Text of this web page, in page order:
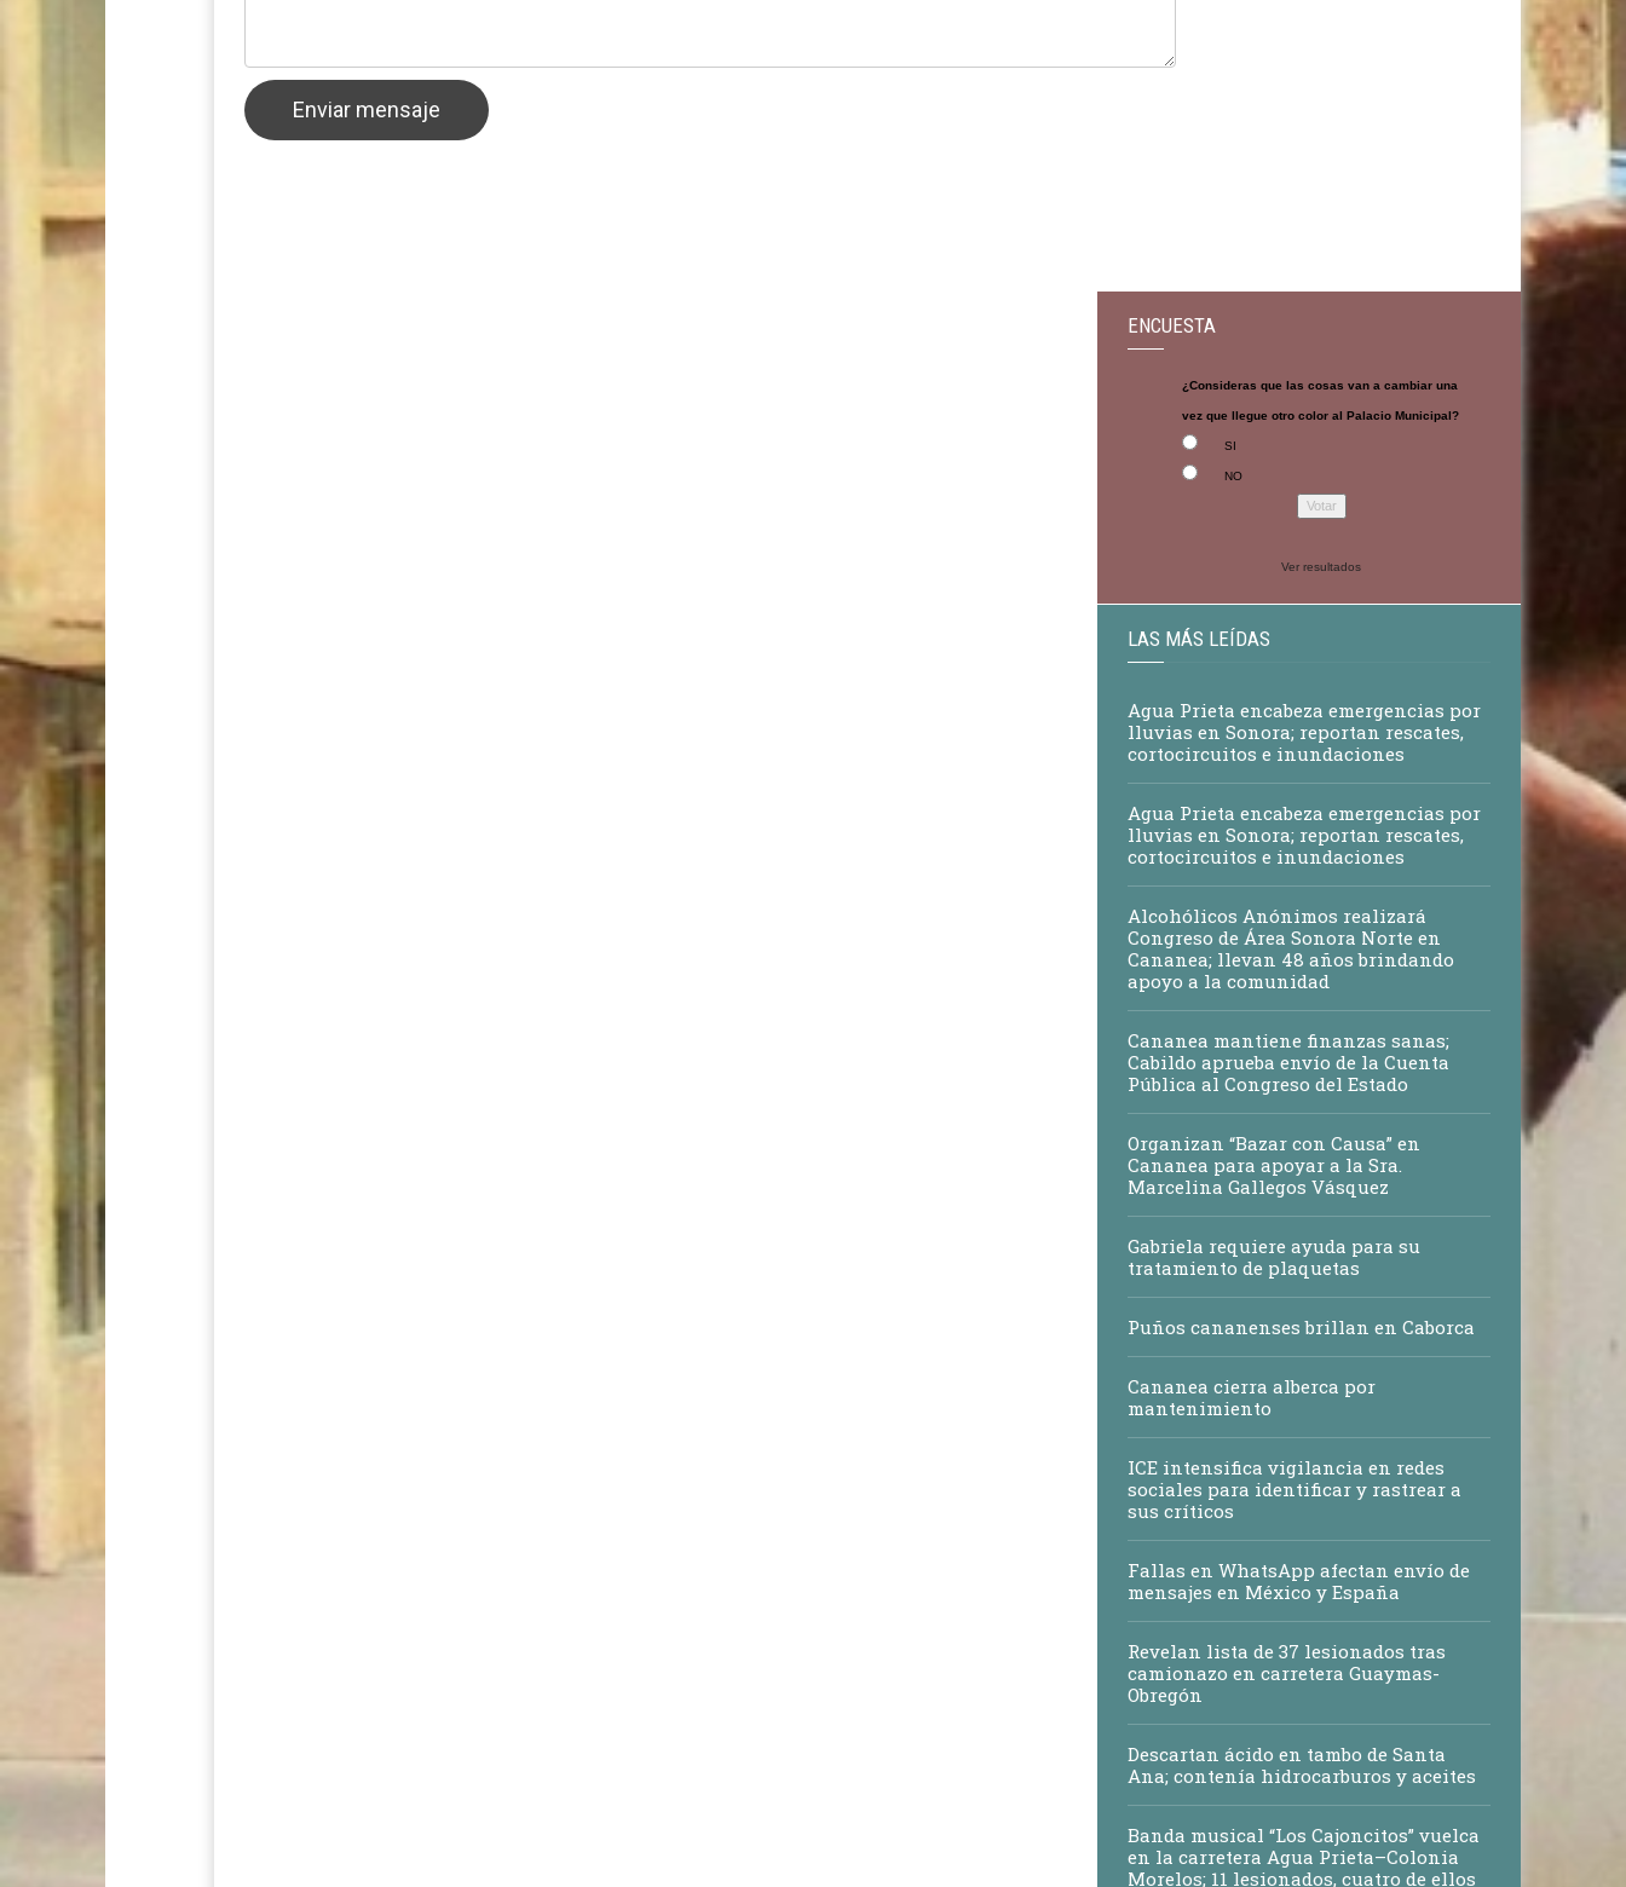
ENCUESTA
¿Consideras que las cosas van a cambiar una
vez que llegue otro color al Palacio Municipal?
SI
NO
Ver resultados
LAS MÁS LEÍDAS
Agua Prieta encabeza emergencias por
lluvias en Sonora; reportan rescates,
cortocircuitos e inundaciones
Agua Prieta encabeza emergencias por
lluvias en Sonora; reportan rescates,
cortocircuitos e inundaciones
Alcohólicos Anónimos realizará
Congreso de Área Sonora Norte en
Cananea; llevan 48 años brindando
apoyo a la comunidad
Cananea mantiene finanzas sanas;
Cabildo aprueba envío de la Cuenta
Pública al Congreso del Estado
Organizan “Bazar con Causa” en
Cananea para apoyar a la Sra.
Marcelina Gallegos Vásquez
Gabriela requiere ayuda para su
tratamiento de plaquetas
Puños cananenses brillan en Caborca
Cananea cierra alberca por
mantenimiento
ICE intensifica vigilancia en redes
sociales para identificar y rastrear a
sus críticos
Fallas en WhatsApp afectan envío de
mensajes en México y España
Revelan lista de 37 lesionados tras
camionazo en carretera Guaymas-
Obregón
Descartan ácido en tambo de Santa
Ana; contenía hidrocarburos y aceites
Banda musical “Los Cajoncitos” vuelca
en la carretera Agua Prieta–Colonia
Morelos; 11 lesionados, cuatro de ellos